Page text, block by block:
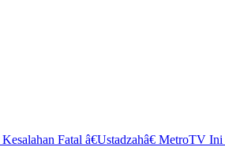
Fatal â€Ustadzahâ€ MetroTV Ini